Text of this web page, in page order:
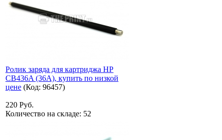
Ролик заряда для картриджа HP
CB436A (36A), купить по низкой
цене (Код: 96457)
220 Руб.
Количество на складе: 52